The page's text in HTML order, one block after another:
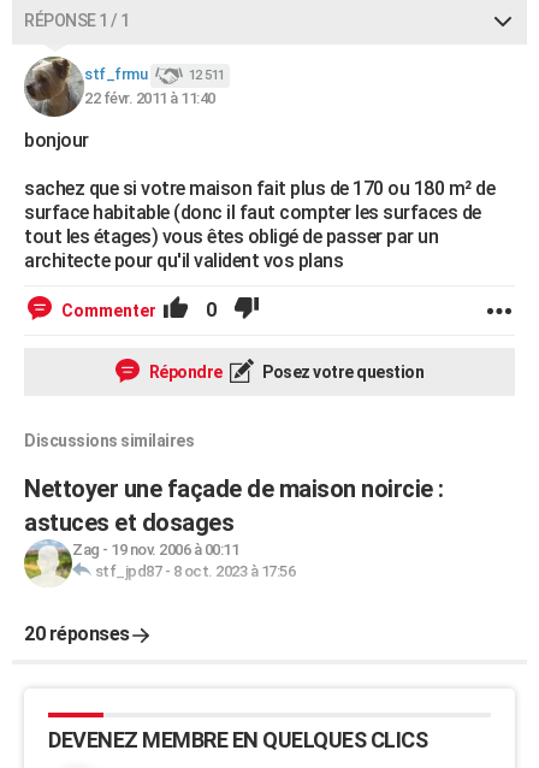
Dictionnaire
Biographies
Citations
Expressions
Proverbes
PROGRAMME TV
COPAINS D'AVANT
S'inscrire
Se connecter
Lycées
Collèges
Primaires
Universités
Entreprises
Service militaire
Avis de recherche
Bricolage
Lifestyle
Culture
Sport
Auto
Television
Voyage
Cinema
RÉPONSE 1 / 1
stf_frmu 12 511
22 févr. 2011 à 11:40
bonjour
sachez que si votre maison fait plus de 170 ou 180 m² de
surface habitable (donc il faut compter les surfaces de
tout les étages) vous êtes obligé de passer par un
architecte pour qu'il valident vos plans
Commenter 0
Répondre Posez votre question
Discussions similaires
Nettoyer une façade de maison noircie :
astuces et dosages
Zag - 19 nov. 2006 à 00:11
stf_jpd87- 8 oct. 2023 à 17:56
20 réponses
DEVENEZ MEMBRE EN QUELQUES CLICS